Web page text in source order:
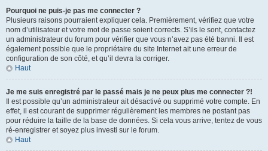
Pourquoi ne puis-je pas me connecter ?
Plusieurs raisons pourraient expliquer cela. Premièrement, vérifiez que votre
nom d’utilisateur et votre mot de passe soient corrects. S’ils le sont, contactez
un administrateur du forum pour vérifier que vous n’avez pas été banni. Il est
également possible que le propriétaire du site Internet ait une erreur de
configuration de son côté, et qu’il devra la corriger.
Haut
Je me suis enregistré par le passé mais je ne peux plus me connecter ?!
Il est possible qu’un administrateur ait désactivé ou supprimé votre compte. En
effet, il est courant de supprimer régulièrement les membres ne postant pas
pour réduire la taille de la base de données. Si cela vous arrive, tentez de vous
ré-enregistrer et soyez plus investi sur le forum.
Haut